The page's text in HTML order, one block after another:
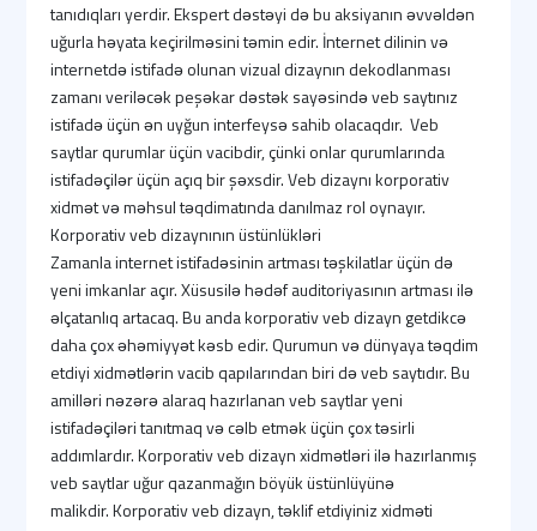
tanıdıqları yerdir. Ekspert dəstəyi də bu aksiyanın əvvəldən
uğurla həyata keçirilməsini təmin edir. İnternet dilinin və
internetdə istifadə olunan vizual dizaynın dekodlanması
zamanı veriləcək peşəkar dəstək sayəsində veb saytınız
istifadə üçün ən uyğun interfeysə sahib olacaqdır. Veb
saytlar qurumlar üçün vacibdir, çünki onlar qurumlarında
istifadəçilər üçün açıq bir şəxsdir. Veb dizaynı korporativ
xidmət və məhsul təqdimatında danılmaz rol oynayır.
Korporativ veb dizaynının üstünlükləri
Zamanla internet istifadəsinin artması təşkilatlar üçün də
yeni imkanlar açır. Xüsusilə hədəf auditoriyasının artması ilə
əlçatanlıq artacaq. Bu anda korporativ veb dizayn getdikcə
daha çox əhəmiyyət kəsb edir. Qurumun və dünyaya təqdim
etdiyi xidmətlərin vacib qapılarından biri də veb saytıdır. Bu
amilləri nəzərə alaraq hazırlanan veb saytlar yeni
istifadəçiləri tanıtmaq və cəlb etmək üçün çox təsirli
addımlardır. Korporativ veb dizayn xidmətləri ilə hazırlanmış
veb saytlar uğur qazanmağın böyük üstünlüyünə
malikdir. Korporativ veb dizayn, təklif etdiyiniz xidməti